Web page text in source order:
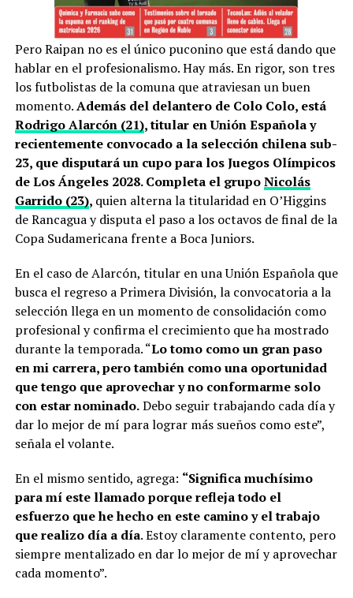
Pero Raipan no es el único puconino que está dando que
hablar en el profesionalismo. Hay más. En rigor, son tres
los futbolistas de la comuna que atraviesan un buen
momento.Además del delantero de Colo Colo, está
Rodrigo Alarcón (21), titular en Unión Española y
recientemente convocado a la selección chilena sub-
23, que disputará un cupo para los Juegos Olímpicos
de Los Ángeles 2028. Completa el grupoNicolás
Garrido (23), quien alterna la titularidad en O’Higgins
de Rancagua y disputa el paso a los octavos de final de la
Copa Sudamericana frente a Boca Juniors.
En el caso de Alarcón, titular en una Unión Española que
busca el regreso a Primera División, la convocatoria a la
selección llega en un momento de consolidación como
profesional y confirma el crecimiento que ha mostrado
durante la temporada. “Lo tomo como un gran paso
en mi carrera, pero también como una oportunidad
que tengo que aprovechar y no conformarme solo
con estar nominado.Debo seguir trabajando cada día y
dar lo mejor de mí para lograr más sueños como este”,
señala el volante.
En el mismo sentido, agrega: “Significa muchísimo
para mí este llamado porque refleja todo el
esfuerzo que he hecho en este camino y el trabajo
que realizo día a día. Estoy claramente contento, pero
siempre mentalizado en dar lo mejor de mí y aprovechar
cada momento”.